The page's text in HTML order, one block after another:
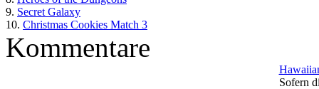
9. Secret Galaxy
10. Christmas Cookies Match 3
Kommentare
Sofern